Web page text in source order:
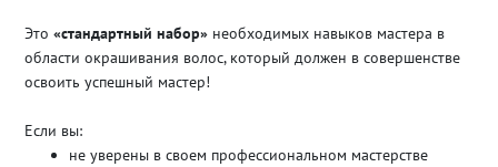
Это «стандартный набор» необходимых навыков мастера в
области окрашивания волос, который должен в совершенстве
освоить успешный мастер!
Если вы:
не уверены в своем профессиональном мастерстве